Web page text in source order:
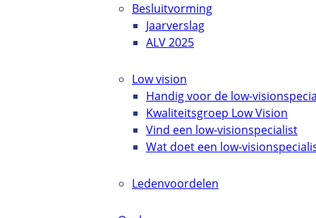
Besluitvorming
Jaarverslag
ALV 2025
Low vision
Handig voor de low-
Kwaliteitsgroep Low Vision
Vind een low-visionspecialist
Wat doet een low-
Ledenvoordelen